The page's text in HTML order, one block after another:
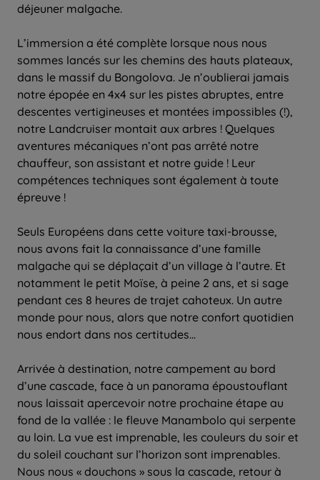
déjeuner malgache.
L’immersion a été complète lorsque nous nous
sommes lancés sur les chemins des hauts plateaux,
dans le massif du Bongolova. Je n’oublierai jamais
notre épopée en 4x4 sur les pistes abruptes, entre
descentes vertigineuses et montées impossibles (!),
notre Landcruiser montait aux arbres ! Quelques
aventures mécaniques n’ont pas arrêté notre
chauffeur, son assistant et notre guide ! Leur
compétences techniques sont également à toute
épreuve !
Seuls Européens dans cette voiture taxi-brousse,
nous avons fait la connaissance d’une famille
malgache qui se déplaçait d’un village à l’autre. Et
notamment le petit Moïse, à peine 2 ans, et si sage
pendant ces 8 heures de trajet cahoteux. Un autre
monde pour nous, alors que notre confort quotidien
nous endort dans nos certitudes...
Arrivée à destination, notre campement au bord
d’une cascade, face à un panorama époustouflant
nous laissait apercevoir notre prochaine étape au
fond de la vallée : le fleuve Manambolo qui serpente
au loin. La vue est imprenable, les couleurs du soir et
du soleil couchant sur l’horizon sont imprenables.
Nous nous « douchons » sous la cascade, retour à